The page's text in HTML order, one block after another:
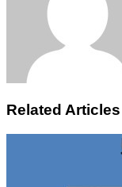
Related Articles